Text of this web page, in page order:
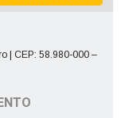
| CEP: 58.980-000 –